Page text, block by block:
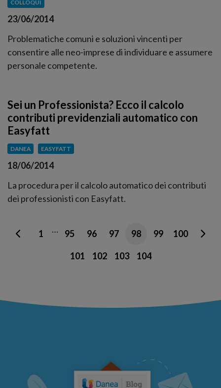
COLLOQUI
23/06/2014
Problematiche comuni e soluzioni vincenti per
consentire alle neo-imprese di individuare e assumere
personale competente.
Sei un Professionista? Ecco il calcolo
contributi previdenziali automatico con
Easyfatt
DANEA EASYFATT
18/06/2014
La procedura per il calcolo automatico dei contributi
dei professionisti con Easyfatt.
1 … 95 96 97 98 99 100
101 102 103 104